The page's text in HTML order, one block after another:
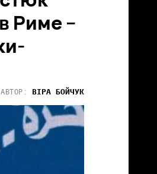
Риме –
АВТОР: ВІРА БОЙЧУК